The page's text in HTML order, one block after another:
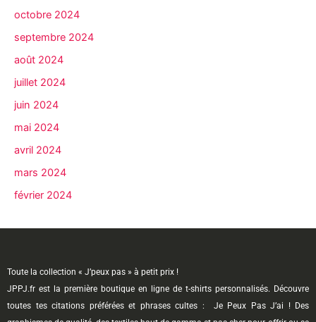
octobre 2024
septembre 2024
août 2024
juillet 2024
juin 2024
mai 2024
avril 2024
mars 2024
février 2024
Toute la collection « J’peux pas » à petit prix !
JPPJ.fr est la première boutique en ligne de t-shirts personnalisés. Découvre
toutes tes citations préférées et phrases cultes : Je Peux Pas J’ai ! Des